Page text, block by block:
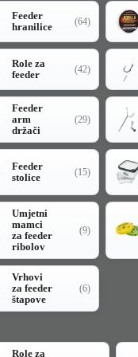
Feeder
hranilice
(64)
Role za
feeder
(42)
Feeder
arm
držači
(29)
Feeder
stolice
(15)
Umjetni
mamci
za feeder
ribolov
(9)
Vrhovi
za feeder
štapove
(6)
Role za